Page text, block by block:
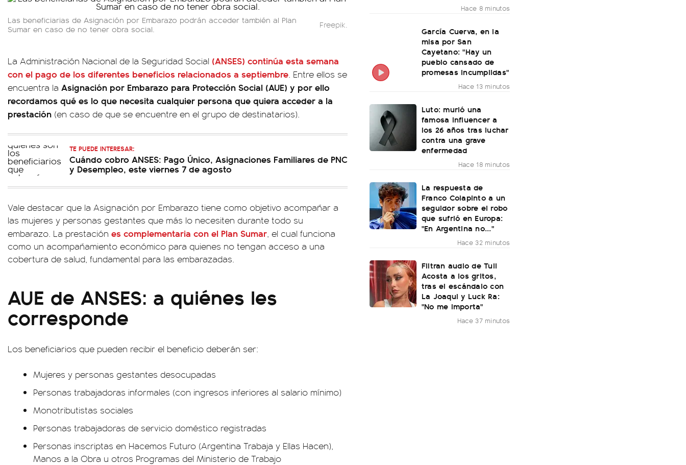
Las beneficiarias de Asignación por Embarazo podrán acceder también al Plan
Sumar en caso de no tener obra social.
Freepik.
La Administración Nacional de la Seguridad Social (ANSES) continúa esta semana
con el pago de los diferentes beneficios relacionados a septiembre. Entre ellos se
encuentra la Asignación por Embarazo para Protección Social (AUE) y por ello
recordamos qué es lo que necesita cualquier persona que quiera acceder a la
prestación (en caso de que se encuentre en el grupo de destinatarios).
TE PUEDE INTERESAR:
Cuándo cobro ANSES: Pago Único, Asignaciones Familiares de PNC
y Desempleo, este viernes 7 de agosto
Vale destacar que la Asignación por Embarazo tiene como objetivo acompañar a
las mujeres y personas gestantes que más lo necesiten durante todo su
embarazo. La prestación es complementaria con el Plan Sumar, el cual funciona
como un acompañamiento económico para quienes no tengan acceso a una
cobertura de salud, fundamental para las embarazadas.
AUE de ANSES: a quiénes les
corresponde
Los beneficiarios que pueden recibir el beneficio deberán ser:
Mujeres y personas gestantes desocupadas
Personas trabajadoras informales (con ingresos inferiores al salario mínimo)
Monotributistas sociales
Personas trabajadoras de servicio doméstico registradas
Personas inscriptas en Hacemos Futuro (Argentina Trabaja y Ellas Hacen),
Manos a la Obra u otros Programas del Ministerio de Trabajo
Hace 8 minutos
García Cuerva, en la
misa por San
Cayetano: "Hay un
pueblo cansado de
promesas incumplidas"
Hace 13 minutos
Luto: murió una
famosa influencer a
los 26 años tras luchar
contra una grave
enfermedad
Hace 18 minutos
La respuesta de
Franco Colapinto a un
seguidor sobre el robo
que sufrió en Europa:
"En Argentina no..."
Hace 32 minutos
Filtran audio de Tuli
Acosta a los gritos,
tras el escándalo con
La Joaqui y Luck Ra:
"No me importa"
Hace 37 minutos